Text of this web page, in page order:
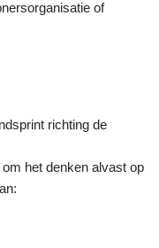
of
richting de
om het denken alvast op